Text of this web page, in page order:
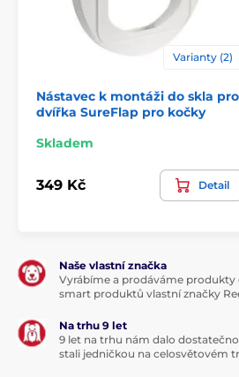
Varianty (2)
Nástavec k montáži do skla pro
dvířka SureFlap pro kočky
Skladem
349 Kč Detail
Naše vlastní značka
Vyrábíme a prodáváme
smart produktů vlastní značky
Na trhu 9 let
9 let na trhu nám dalo
stali jedničkou na celosvětovém